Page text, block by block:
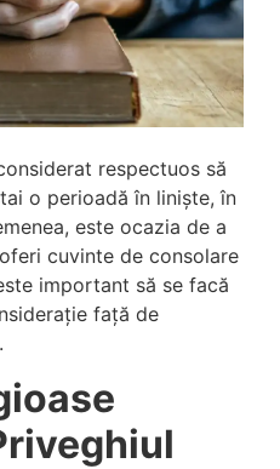
respectuos să
o perioadă în liniște, în
este ocazia de a
cuvinte de consolare
important să se facă
față de